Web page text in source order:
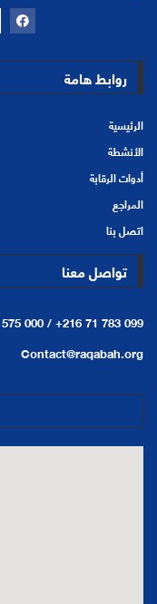
روابط هامة
الرئيسية
الأنشطة
أدوات الرقابة
المراجع
اتصل بنا
تواصل معنا
000 /+216 71 783 099
Contact@raqabah.org